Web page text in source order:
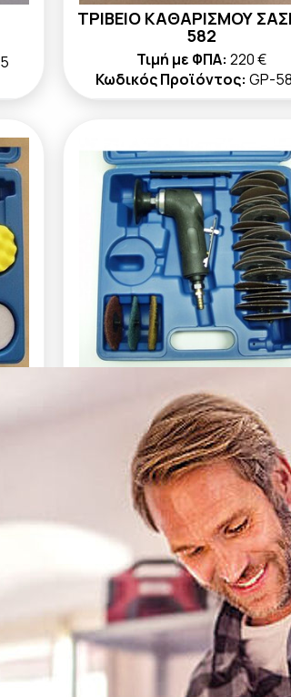
ΤΡΙΒΕΙΟ ΚΑΘΑΡΙΣΜΟΥ
582
Τιμή με ΦΠΑ: 220 €
Κωδικός Προϊόντος: GP-
ΤΡΙΒΕΙΟ mini ΓΩΝΙΑΚΟ 3"
586K
Τιμή με ΦΠΑ:155 €
Κωδικός Προϊόντος:GP-